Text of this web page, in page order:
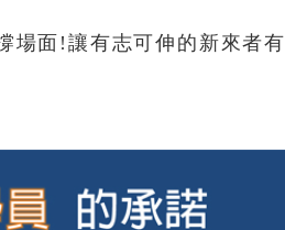
場面!讓有志可伸的新來者有